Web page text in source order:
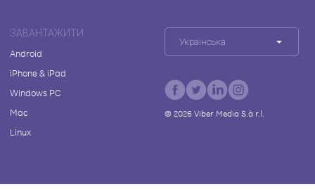
ЗАВАНТАЖИТИ
Android
iPhone & iPad
Windows PC
Mac
Linux
Українська
© 2026Viber Media S.à r.l.